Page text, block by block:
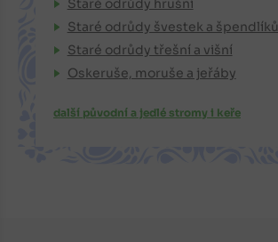
Staré odrůdy hrušní
Staré odrůdy švestek a špendlíků
Staré odrůdy třešní a višní
Oskeruše, moruše a jeřáby
další původní a jedlé stromy i keře